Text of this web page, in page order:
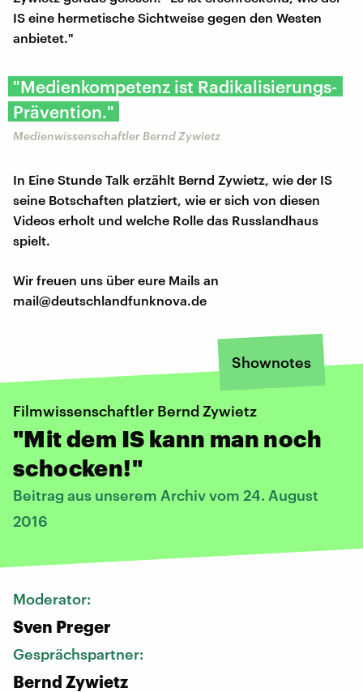
IS eine hermetische Sichtweise gegen den Westen
anbietet."
"Medienkompetenz ist Radikalisierungs-
Prävention."
Medienwissenschaftler Bernd Zywietz
In Eine Stunde Talk erzählt Bernd Zywietz, wie der IS
seine Botschaften platziert, wie er sich von diesen
Videos erholt und welche Rolle das Russlandhaus
spielt.
Wir freuen uns über eure Mails an
mail@deutschlandfunknova.de
Shownotes
Filmwissenschaftler Bernd Zywietz
"Mit dem IS kann man noch
schocken!"
Beitrag aus unserem Archiv vom 24. August
2016
Moderator:
Sven Preger
Gesprächspartner:
Bernd Zywietz